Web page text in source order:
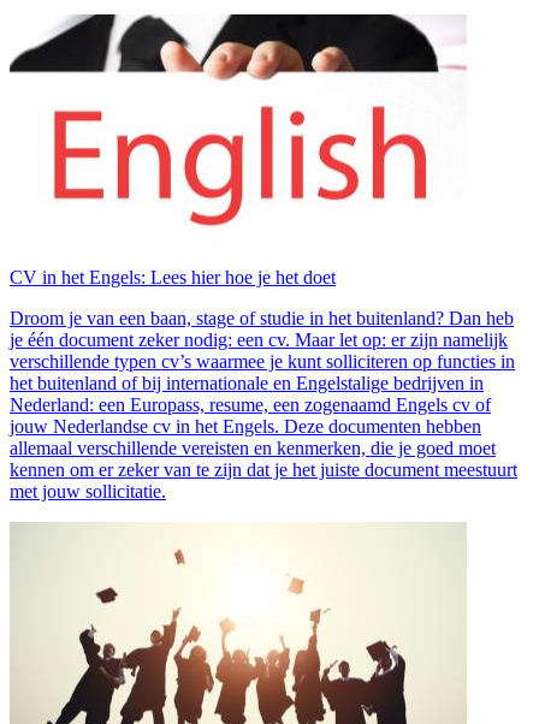
CV in het Engels: Lees hier hoe je het doet
Droom je van een baan, stage of studie in het buitenland? Dan heb
je één document zeker nodig: een cv. Maar let op: er zijn namelijk
verschillende typen cv’s waarmee je kunt solliciteren op functies in
het buitenland of bij internationale en Engelstalige bedrijven in
Nederland: een Europass, resume, een zogenaamd Engels cv of
jouw Nederlandse cv in het Engels. Deze documenten hebben
allemaal verschillende vereisten en kenmerken, die je goed moet
kennen om er zeker van te zijn dat je het juiste document meestuurt
met jouw sollicitatie.